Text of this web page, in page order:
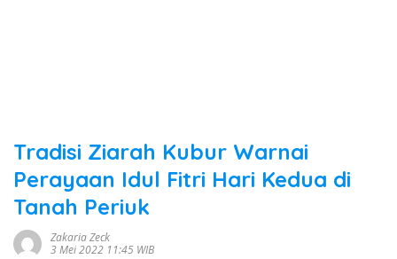
Tradisi Ziarah Kubur Warnai
Perayaan Idul Fitri Hari Kedua di
Tanah Periuk
Zakaria Zeck
3 Mei 2022 11:45 WIB